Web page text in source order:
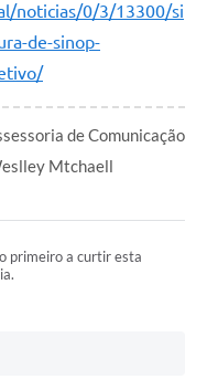
noticias/0/3/13300/si
de-sinop-
de Comunicação
Mtchaell
primeiro a curtir esta